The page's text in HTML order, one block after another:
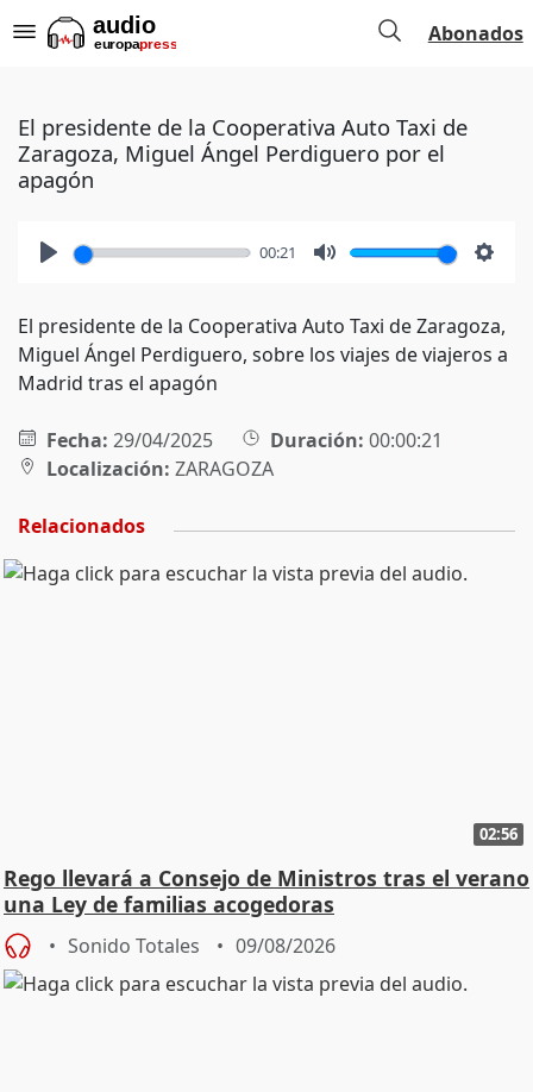
Abonados
El presidente de la Cooperativa Auto Taxi de
Zaragoza, Miguel Ángel Perdiguero por el
apagón
00:21
El presidente de la Cooperativa Auto Taxi de Zaragoza,
Miguel Ángel Perdiguero, sobre los viajes de viajeros a
Madrid tras el apagón
Fecha: 29/04/2025 Duración: 00:00:21
Localización: ZARAGOZA
Relacionados
02:56
Rego llevará a Consejo de Ministros tras el verano
una Ley de familias acogedoras
Sonido Totales 09/08/2026